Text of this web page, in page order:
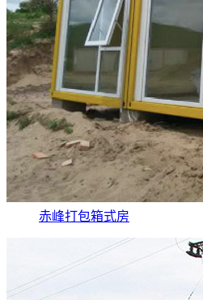
赤峰打包箱式房